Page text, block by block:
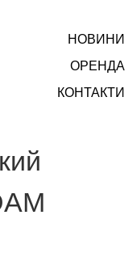
НОВИНИ
ОРЕНДА
КОНТАКТИ